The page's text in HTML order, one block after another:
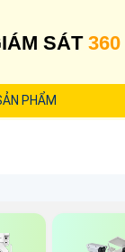
SÁT 360
PHẨM